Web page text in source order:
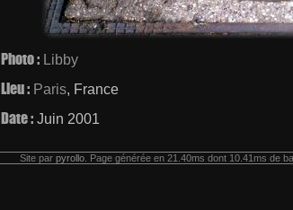
Photo : Libby
Lieu : Paris, France
Date : Juin 2001
Site par pyrollo . Page générée en 21.40ms dont 10.41ms de